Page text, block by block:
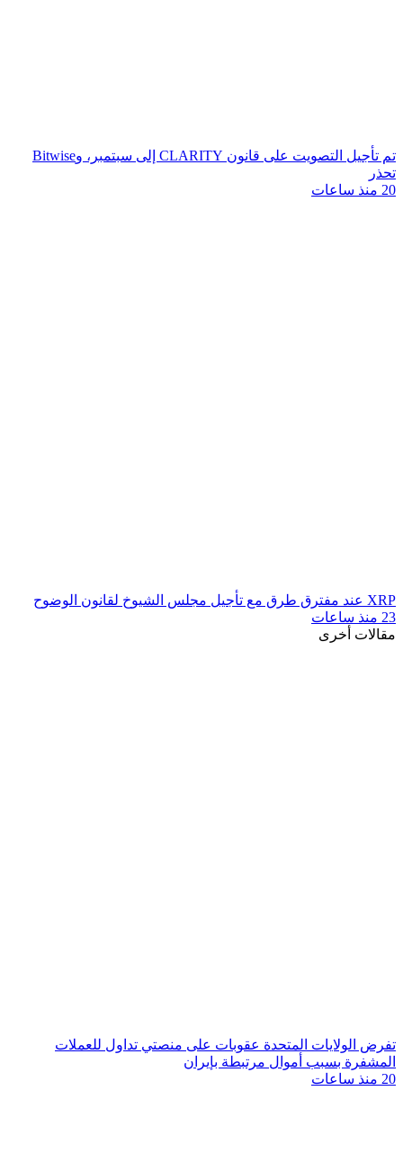
تم تأجيل التصويت على قانون CLARITY إلى سبتمبر، وBitwise
تحذر
20 منذ ساعات
XRP عند مفترق طرق مع تأجيل مجلس الشيوخ لقانون الوضوح
23 منذ ساعات
مقالات أخرى
تفرض الولايات المتحدة عقوبات على منصتي تداول للعملات
المشفرة بسبب أموال مرتبطة بإيران
20 منذ ساعات